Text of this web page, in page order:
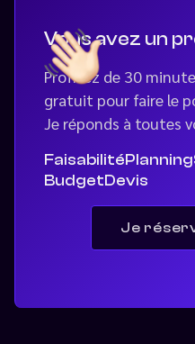
Vous avez un
Profitez de 30
gratuit pour faire le
Je réponds à toutes
FaisabilitéPlanning
BudgetDevis
Je